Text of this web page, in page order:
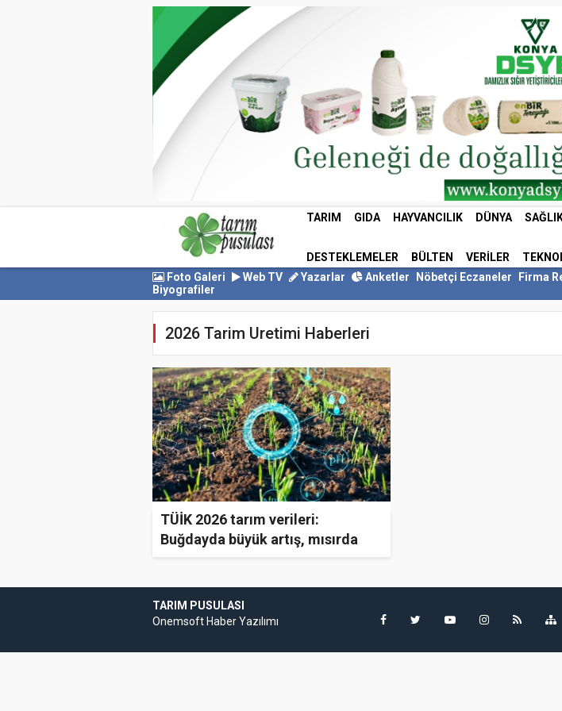
TARIM GIDA HAYVANCILIK DÜNYA
DESTEKLEMELER BÜLTEN VERILER
Foto Galeri
Web TV Yazarlar Anketler Nöbetçi Eczaneler Firma
Biyografiler
2026 Tarim Uretimi Haberleri
TÜİK 2026 tarım verileri:
Buğdayda büyük artış, mısırda
düşüş
TARIM PUSULASI
OnemsoftHaber Yazılımı